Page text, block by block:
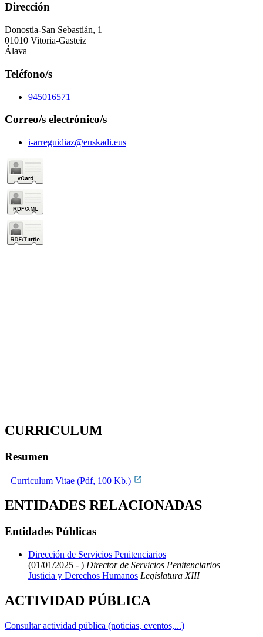
Dirección
Donostia-San Sebastián, 1
01010 Vitoria-Gasteiz
Álava
Teléfono/s
945016571
Correo/s electrónico/s
i-arreguidiaz@euskadi.eus
CURRICULUM
Resumen
Curriculum Vitae (Pdf, 100 Kb.)
ENTIDADES RELACIONADAS
Entidades Públicas
Dirección de Servicios Penitenciarios
(01/01/2025 - ) Director de Servicios Penitenciarios
Justicia y Derechos Humanos Legislatura XIII
ACTIVIDAD PÚBLICA
Consultar actividad pública (noticias, eventos,...)